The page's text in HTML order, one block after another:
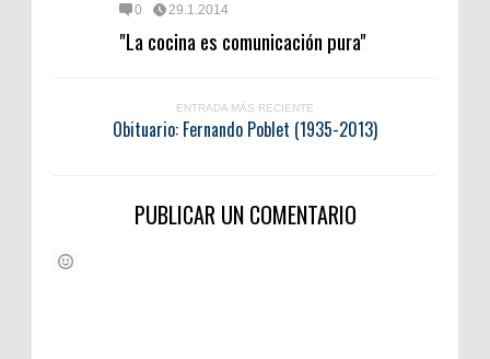
0 29.1.2014
"La cocina es comunicación pura"
ENTRADA MÁS RECIENTE
Obituario: Fernando Poblet (1935-2013)
PUBLICAR UN COMENTARIO